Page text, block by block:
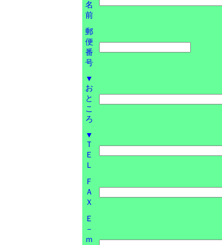
名
前
郵
便
番
号
▼
お
と
こ
ろ
▼
Ｔ
Ｅ
Ｌ
Ｆ
Ａ
Ｘ
Ｅ
－
ｍ